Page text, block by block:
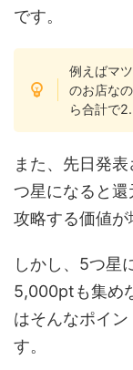
です。
例えばマ
のお店な
ら合計で
また、先日発
つ星になると
攻略する価値が
しかし、5つ星
5,000ptも集め
はそんなポイ
す。